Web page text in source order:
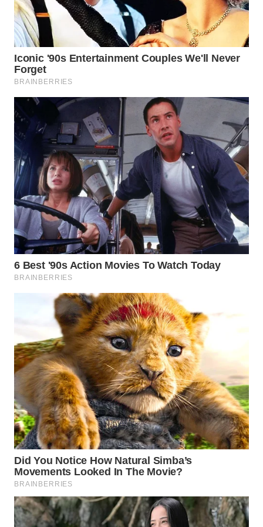
WN
NATUNA
WN
BINTAN
WN
MANDALIKA
LIKUPANG
WN
LABUANBAJO
WN
BORNEO
Wahana
NEWS
WAHANA
TANI
WAHANA
ADVOKAT
WAHANA
INFRASTRUKTUR
WAHANA
KONSUMEN